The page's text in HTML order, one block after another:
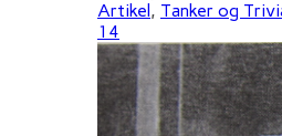
Artikel , Tanker og
14